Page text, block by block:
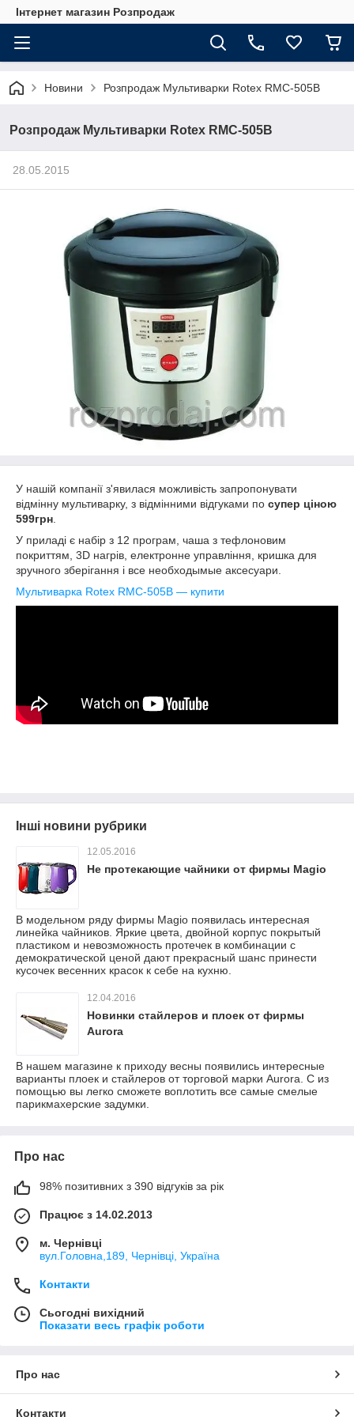
Інтернет магазин Розпродаж
Новини Розпродаж Мультиварки Rotex RMC-505B
Розпродаж Мультиварки Rotex RMC-505B
28.05.2015
У нашій компанії з'явилася можливість запропонувати
відмінну мультиварку, з відмінними відгуками по супер ціною
599грн
У приладі є набір з 12 програм, чаша з тефлоновим
покриттям, 3D нагрів, електронне управління, кришка для
зручного зберігання і все необходымые аксесуари.
Мультиварка Rotex RMC-505B ― купити
Інші новини рубрики
12.05.2016
Не протекающие чайники от фирмы Magio
В модельном ряду фирмы Magio появилась интересная
линейка чайников. Яркие цвета, двойной корпус покрытый
пластиком и невозможность протечек в комбинации с
демократической ценой дают прекрасный шанс принести
кусочек весенних красок к себе на кухню.
12.04.2016
Новинки стайлеров и плоек от фирмы
Aurora
В нашем магазине к приходу весны появились интересные
варианты плоек и стайлеров от торговой марки Aurora. С из
помощью вы легко сможете воплотить все самые смелые
парикмахерские задумки.
Про нас
98% позитивних з 390 відгуків за рік
Працює з 14.02.2013
м. Чернівці
вул.Головна,189, Чернівці, Україна
Контакти
Сьогодні вихідний
Показати весь графік роботи
Про нас
Контакти